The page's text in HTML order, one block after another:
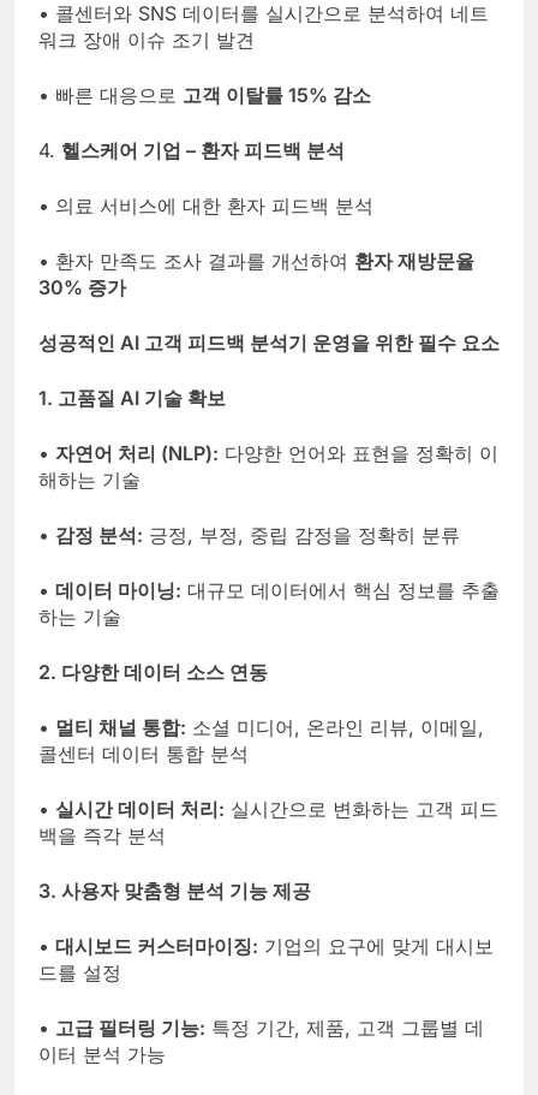
• 콜센터와 SNS 데이터를 실시간으로 분석하여 네트
워크 장애 이슈 조기 발견
• 빠른 대응으로 고객 이탈률 15% 감소
4. 헬스케어 기업 – 환자 피드백 분석
• 의료 서비스에 대한 환자 피드백 분석
• 환자 만족도 조사 결과를 개선하여 환자 재방문율
30% 증가
성공적인 AI 고객 피드백 분석기 운영을 위한 필수 요소
1. 고품질 AI 기술 확보
• 자연어 처리 (NLP): 다양한 언어와 표현을 정확히 이
해하는 기술
• 감정 분석: 긍정, 부정, 중립 감정을 정확히 분류
• 데이터 마이닝: 대규모 데이터에서 핵심 정보를 추출
하는 기술
2. 다양한 데이터 소스 연동
• 멀티 채널 통합: 소셜 미디어, 온라인 리뷰, 이메일,
콜센터 데이터 통합 분석
• 실시간 데이터 처리: 실시간으로 변화하는 고객 피드
백을 즉각 분석
3. 사용자 맞춤형 분석 기능 제공
• 대시보드 커스터마이징: 기업의 요구에 맞게 대시보
드를 설정
• 고급 필터링 기능: 특정 기간, 제품, 고객 그룹별 데
이터 분석 가능